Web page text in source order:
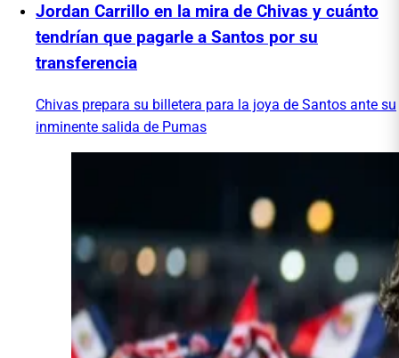
Jordan Carrillo en la mira de Chivas y cuánto
tendrían que pagarle a Santos por su
transferencia
Chivas prepara su billetera para la joya de Santos ante su
inminente salida de Pumas